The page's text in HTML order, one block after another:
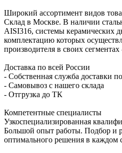
Широкий ассортимент видов
Склад в Москве. В наличии
AISI316, системы керамических
комплектацию которых
производителя в своих
Доставка по всей России
- Собственная служба доставки
- Самовывоз с нашего склада
- Отгрузка до ТК
Компетентные специалисты
Узкоспециализированная
Большой опыт работы. Подбор и
оптимального решения в каждом